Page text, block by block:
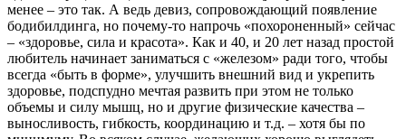
менее – это так. А ведь девиз, сопровождающий появление
бодибилдинга, но почему-то напрочь «похороненный» сейчас
– «здоровье, сила и красота». Как и 40, и 20 лет назад простой
любитель начинает заниматься с «железом» ради того, чтобы
всегда «быть в форме», улучшить внешний вид и укрепить
здоровье, подспудно мечтая развить при этом не только
объемы и силу мышц, но и другие физические качества –
выносливость, гибкость, координацию и т.д. – хотя бы по